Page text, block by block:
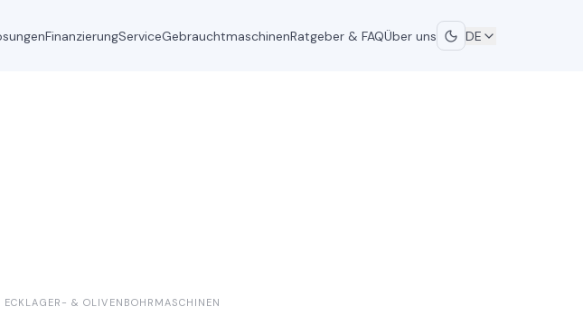
FinanzierungServiceGebrauchtmaschinenRatgeber & FAQÜber uns DE
ECKLAGER- & OLIVENBOHRMASCHINEN